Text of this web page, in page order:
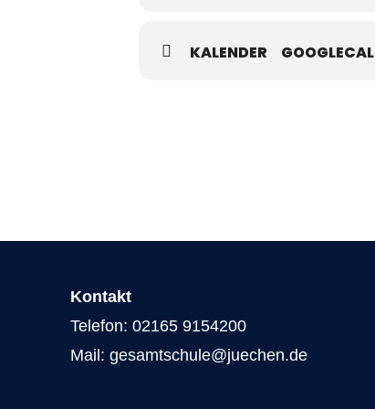
KALENDER GOOGLECAL
Kontakt
Telefon: 02165 9154200
Mail: gesamtschule@juechen.de